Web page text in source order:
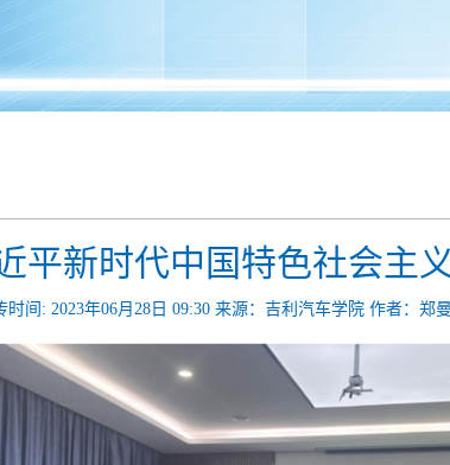
平新时代中国特色社会主
时间: 2023年06月28日 09:30 来源：吉利汽车学院 作者：郑